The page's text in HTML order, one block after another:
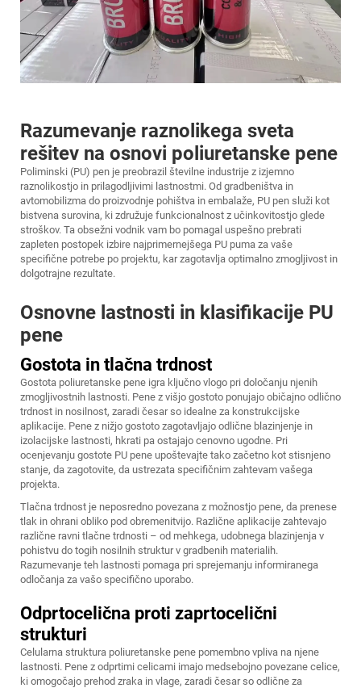
Razumevanje raznolikega sveta
rešitev na osnovi poliuretanske pene
Poliminski (PU) pen je preobrazil številne industrije z izjemno
raznolikostjo in prilagodljivimi lastnostmi. Od gradbeništva in
avtomobilizma do proizvodnje pohištva in embalaže, PU pen služi kot
bistvena surovina, ki združuje funkcionalnost z učinkovitostjo glede
stroškov. Ta obsežni vodnik vam bo pomagal uspešno prebrati
zapleten postopek izbire najprimernejšega PU puma za vaše
specifične potrebe po projektu, kar zagotavlja optimalno zmogljivost in
dolgotrajne rezultate.
Osnovne lastnosti in klasifikacije PU
pene
Gostota in tlačna trdnost
Gostota poliuretanske pene igra ključno vlogo pri določanju njenih
zmogljivostnih lastnosti. Pene z višjo gostoto ponujajo običajno odlično
trdnost in nosilnost, zaradi česar so idealne za konstrukcijske
aplikacije. Pene z nižjo gostoto zagotavljajo odlične blazinjenje in
izolacijske lastnosti, hkrati pa ostajajo cenovno ugodne. Pri
ocenjevanju gostote PU pene upoštevajte tako začetno kot stisnjeno
stanje, da zagotovite, da ustrezata specifičnim zahtevam vašega
projekta.
Tlačna trdnost je neposredno povezana z možnostjo pene, da prenese
tlak in ohrani obliko pod obremenitvijo. Različne aplikacije zahtevajo
različne ravni tlačne trdnosti – od mehkega, udobnega blazinjenja v
pohistvu do togih nosilnih struktur v gradbenih materialih.
Razumevanje teh lastnosti pomaga pri sprejemanju informiranega
odločanja za vašo specifično uporabo.
Odprtocelična proti zaprtocelični
strukturi
Celularna struktura poliuretanske pene pomembno vpliva na njene
lastnosti. Pene z odprtimi celicami imajo medsebojno povezane celice,
ki omogočajo prehod zraka in vlage, zaradi česar so odlične za